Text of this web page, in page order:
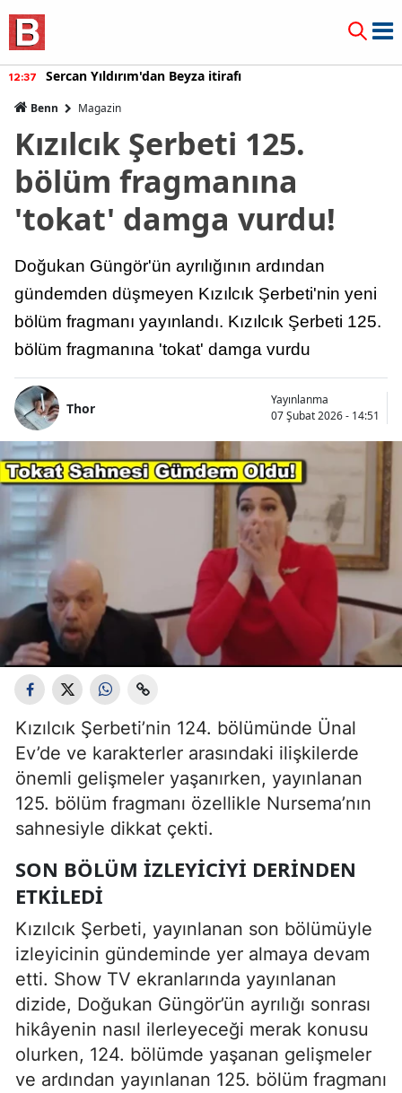
12:37 Sercan Yıldırım'dan Beyza itirafı
Benn Magazin
Kızılcık Şerbeti 125.
bölüm fragmanına
'tokat' damga vurdu!
Doğukan Güngör'ün ayrılığının ardından
gündemden düşmeyen Kızılcık Şerbeti'nin yeni
bölüm fragmanı yayınlandı. Kızılcık Şerbeti 125.
bölüm fragmanına 'tokat' damga vurdu
Thor
Yayınlanma
07 Şubat 2026 - 14:51
Kızılcık Şerbeti’nin 124. bölümünde Ünal
Ev’de ve karakterler arasındaki ilişkilerde
önemli gelişmeler yaşanırken, yayınlanan
125. bölüm fragmanı özellikle Nursema’nın
sahnesiyle dikkat çekti.
SON BÖLÜM IZLEYICIYI DERINDEN
ETKILEDI
Kızılcık Şerbeti, yayınlanan son bölümüyle
izleyicinin gündeminde yer almaya devam
etti. Show TV ekranlarında yayınlanan
dizide, Doğukan Güngör’ün ayrılığı sonrası
hikâyenin nasıl ilerleyeceği merak konusu
olurken, 124. bölümde yaşanan gelişmeler
ve ardından yayınlanan 125. bölüm fragmanı